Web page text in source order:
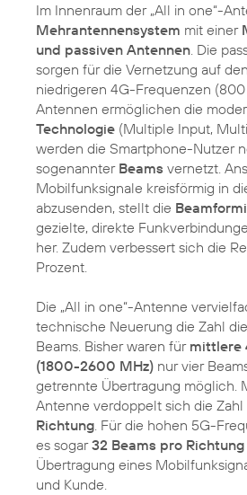
Im Innenraum der „All in one“-
Mehrantennensystem mit einer
und passiven Antennen. Die
sorgen für die Vernetzung auf
niedrigeren 4G-Frequenzen
Antennen ermöglichen die
Technologie (Multiple Input,
werden die Smartphone-Nutzer
sogenannter Beams vernetzt.
Mobilfunksignale kreisförmig in
abzusenden, stellt die
gezielte, direkte
her. Zudem verbessert sich die
Prozent.
Die „All in one“-Antenne
technische Neuerung die Zahl
Beams. Bisher waren für mittlere
(1800-2600 MHz) nur vier
getrennte Übertragung möglich.
Antenne verdoppelt sich die Zahl
Richtung. Für die hohen 5G-
es sogar32 Beams pro Richtung
Übertragung eines
und Kunde.